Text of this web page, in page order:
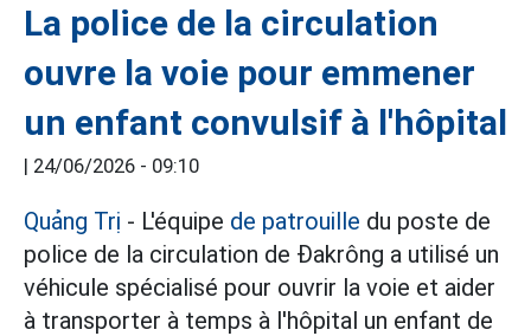
La police de la circulation
ouvre la voie pour emmener
un enfant convulsif à l'hôpital
| 24/06/2026 - 09:10
Quảng Trị - L'équipe de patrouille du poste de
police de la circulation de Đakrông a utilisé un
véhicule spécialisé pour ouvrir la voie et aider
à transporter à temps à l'hôpital un enfant de